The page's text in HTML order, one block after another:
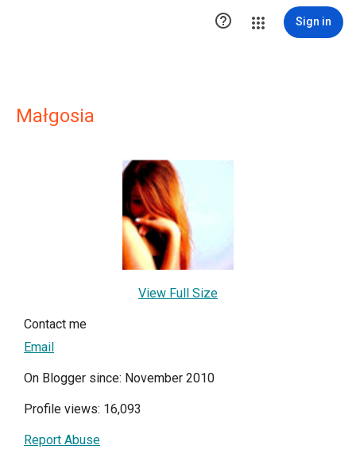
 Sign in
Małgosia
View Full Size
Contact me
Email
On Blogger since: November 2010
Profile views: 16,093
Report Abuse